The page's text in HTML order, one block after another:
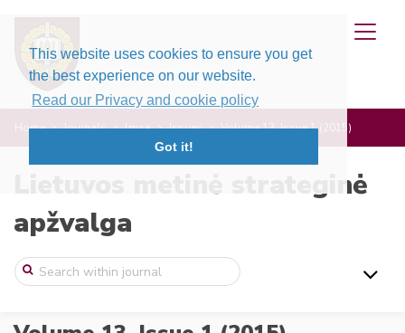
This website uses cookies to ensure you get
the best experience on our website.
Read our Privacy and cookie policy
Got it!
Home Journals lmsa Issues Volume 13, Issue 1 (2015)
Lietuvos metinė strateginė
apžvalga